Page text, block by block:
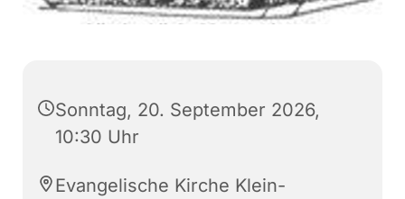
Sonntag, 20. September 2026,
10:30 Uhr
Evangelische Kirche Klein-